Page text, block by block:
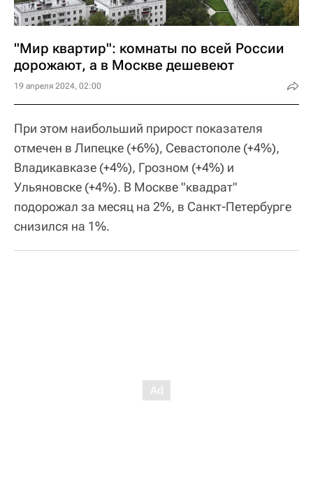
"Мир квартир": комнаты по всей России
дорожают, а в Москве дешевеют
19 апреля 2024, 02:00
При этом наибольший прирост показателя
отмечен в Липецке (+6%), Севастополе (+4%),
Владикавказе (+4%), Грозном (+4%) и
Ульяновске (+4%). В Москве "квадрат"
подорожал за месяц на 2%, в Санкт-Петербурге
снизился на 1%.